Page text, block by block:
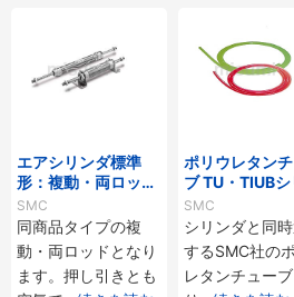
エアシリンダ標準
形：複動・両ロッド
／CM2Wシリーズ
SMC
同商品タイプの複
動・両ロッドとなり
ます。押し引きとも
ポリウレタン
ブ TU・TIUBシ
ズ
SMC
シリンダと同
するSMC社の
レタンチュー